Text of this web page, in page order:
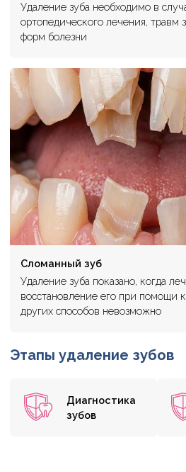
Удаление зуба необходимо в
ортопедического лечения, травм
форм болезни
Сломанный зуб
Удаление зуба показано, когда
восстановление его при помощи
других способов невозможно
Этапы удаление зубов
Диагностика
зубов